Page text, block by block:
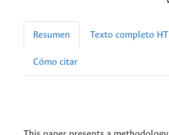
Resumen Texto completo
Cómo citar